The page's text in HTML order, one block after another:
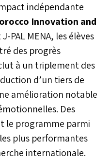
indépendante
Innovation and
PAL MENA, les élèves
des progrès
à un triplement des
d’un tiers de
amélioration notable
Des
le programme parmi
plus performantes
internationale.